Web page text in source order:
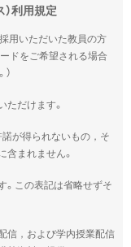
利用規定
用いただいた教員の方
ドをご希望される場合
だけます。
が得られないもの，そ
まれません。
。この表記は省略せずそ
信，および学内授業配信